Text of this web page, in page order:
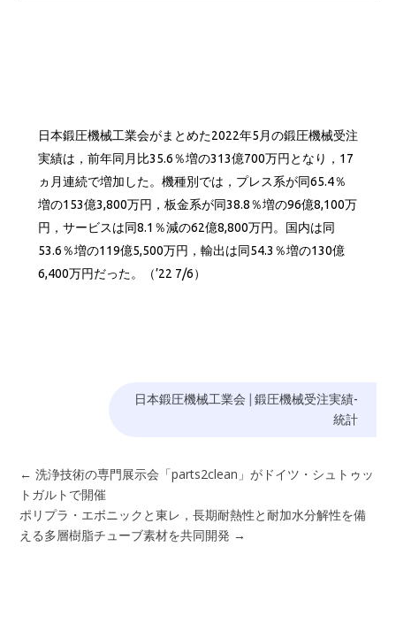
日本鍛圧機械工業会がまとめた2022年5月の鍛圧機械受注
実績は，前年同月比35.6％増の313億700万円となり，17
ヵ月連続で増加した。機種別では，プレス系が同65.4％
増の153億3,800万円，板金系が同38.8％増の96億8,100万
円，サービスは同8.1％減の62億8,800万円。国内は同
53.6％増の119億5,500万円，輸出は同54.3％増の130億
6,400万円だった。（’22 7/6）
日本鍛圧機械工業会
鍛圧機械受注実績-
統計
←洗浄技術の専門展示会「parts2clean」がドイツ・シュトゥッ
トガルトで開催
ポリプラ・エボニックと東レ，長期耐熱性と耐加水分解性を備
える多層樹脂チューブ素材を共同開発 →